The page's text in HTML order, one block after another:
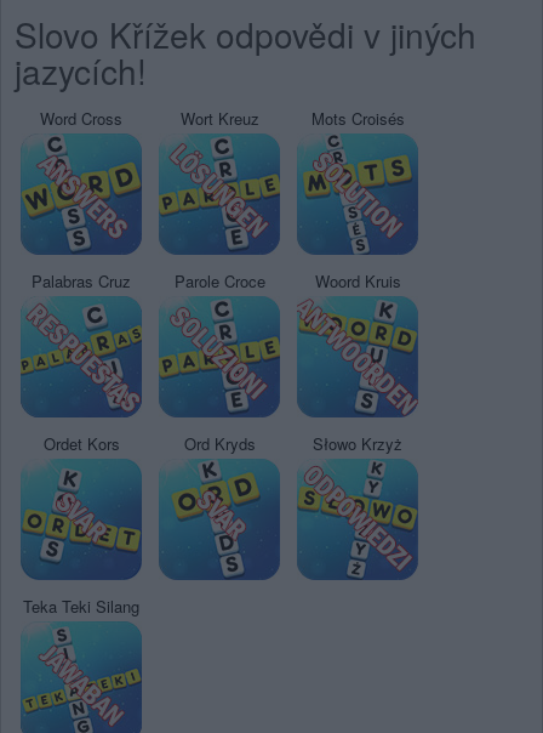
Slovo Křížek odpovědi v jiných
jazycích!
Word Cross Wort Kreuz Mots Croisés
Palabras Cruz Parole Croce Woord Kruis
Ordet Kors Ord Kryds Słowo Krzyż
Teka Teki Silang